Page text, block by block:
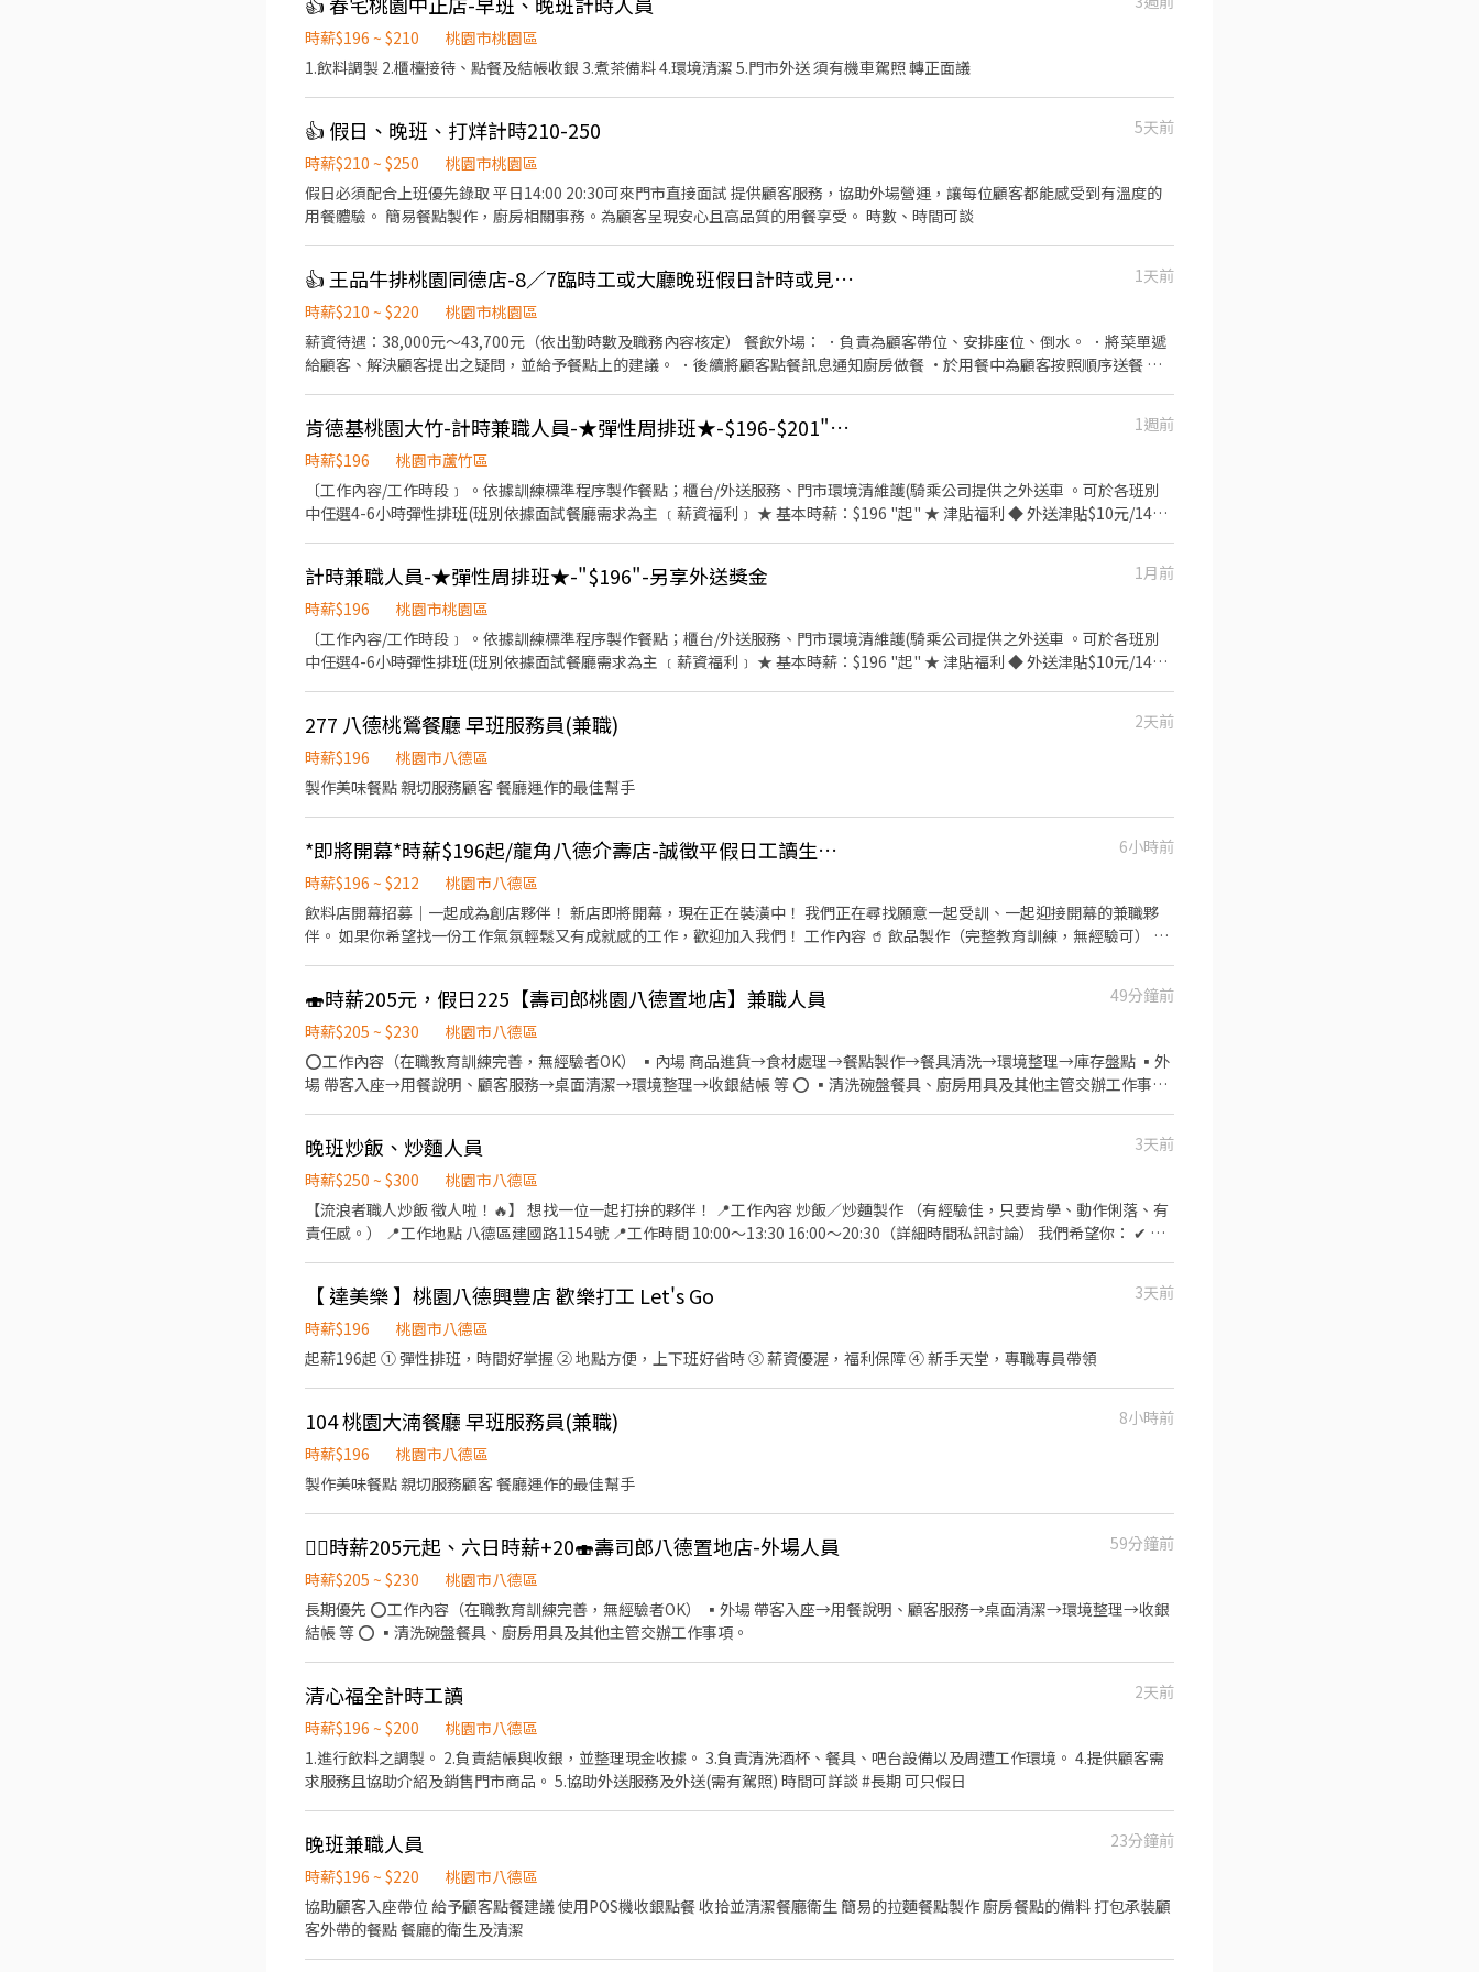
時薪$196 ~ $210
桃園市桃園區
1.飲料調製 2.櫃檯接待、點餐及結帳收銀 3.煮茶備料 4.環境清潔 5.門市外送 須有機車駕照 轉正面議
👍 假日、晚班、打烊計時210-250
5天前
時薪$210 ~ $250
桃園市桃園區
假日必須配合上班優先錄取 平日14:00 20:30可來門市直接面試 提供顧客服務，協助外場營運，讓每位顧客都能感受到有溫度的
用餐體驗。 簡易餐點製作，廚房相關事務。為顧客呈現安心且高品質的用餐享受。 時數、時間可談
👍 王品牛排桃園同德店-8／7臨時工或大廳晚班假日計時或見習襄理可內洽詳談
1天前
時薪$210 ~ $220
桃園市桃園區
薪資待遇：38,000元～43,700元（依出勤時數及職務內容核定） 餐飲外場： ．負責為顧客帶位、安排座位、倒水。 ．將菜單遞
給顧客、解決顧客提出之疑問，並給予餐點上的建議。 ．後續將顧客點餐訊息通知廚房做餐 ·於用餐中為顧客按照順序送餐 ．
肯德基桃園大竹-計時兼職人員-★彈性周排班★-$196-$201"-另享外送獎金
1週前
時薪$196
桃園市蘆竹區
〔工作內容/工作時段﹞ 。依據訓練標準程序製作餐點；櫃台/外送服務、門市環境清維護(騎乘公司提供之外送車 。可於各班別
中任選4-6小時彈性排班(班別依據面試餐廳需求為主 ﹝薪資福利﹞ ★ 基本時薪：$196 "起" ★ 津貼福利 ◆ 外送津貼$10元/14元/
用餐折扣：兼職夥伴當日任職滿4小時，即享有85折員購折扣；組長當日任職每四小時享有乙餐員餐 ◆ 生日/節慶禮卷： 你生日
我慶祝，生日當月我們提供你品牌禮卷 讓生日更有溫度 你過節我共歡，重要節慶我們提供你福利禮券 好好與家人歡慶 你旅遊我
贊助，每年職福會提供你旅遊津貼 好好享受幸福人生 ◎ 詳細工作時間於面試時告知
計時兼職人員-★彈性周排班★-"$196"-另享外送獎金
1月前
時薪$196
桃園市桃園區
〔工作內容/工作時段﹞ 。依據訓練標準程序製作餐點；櫃台/外送服務、門市環境清維護(騎乘公司提供之外送車 。可於各班別
中任選4-6小時彈性排班(班別依據面試餐廳需求為主 ﹝薪資福利﹞ ★ 基本時薪：$196 "起" ★ 津貼福利 ◆ 外送津貼$10元/14元/
用餐折扣：兼職夥伴當日任職滿4小時，即享有85折員購折扣；組長當日任職每四小時享有乙餐員餐 ◆ 生日/節慶禮卷： 你生日
我慶祝，生日當月我們提供你品牌禮卷 讓生日更有溫度 你過節我共歡，重要節慶我們提供你福利禮券 好好與家人歡慶 你旅遊我
贊助，每年職福會提供你旅遊津貼 好好享受幸福人生 ◎ 詳細工作時間於面試時告知
277 八德桃鶯餐廳 早班服務員(兼職)
2天前
時薪$196
桃園市八德區
製作美味餐點 親切服務顧客 餐廳運作的最佳幫手
*即將開幕*時薪$196起/龍角八德介壽店-誠徵平假日工讀生、兼職夥伴
6小時前
時薪$196 ~ $212
桃園市八德區
飲料店開幕招募｜一起成為創店夥伴！ 新店即將開幕，現在正在裝潢中！ 我們正在尋找願意一起受訓、一起迎接開幕的兼職夥
伴。 如果你希望找一份工作氣氛輕鬆又有成就感的工作，歡迎加入我們！ 工作內容 🥤 飲品製作（完整教育訓練，無經驗可） 💰
開幕前一起受訓 ✔ 至少配合 3 個月以上，和我們一起把新店經營起來！ 新店從零開始，每一位夥伴都是重要的一員。 如果你也
想一起打造一家讓客人喜歡、自己也開心工作的飲料店，歡迎私訊我們！
🍣時薪205元，假日225【壽司郎桃園八德置地店】兼職人員
49分鐘前
時薪$205 ~ $230
桃園市八德區
⭕工作內容（在職教育訓練完善，無經驗者OK） ▪內場 商品進貨→食材處理→餐點製作→餐具清洗→環境整理→庫存盤點 ▪外
場 帶客入座→用餐說明、顧客服務→桌面清潔→環境整理→收銀結帳 等 ⭕️ ▪清洗碗盤餐具、廚房用具及其他主管交辦工作事
晚班炒飯、炒麵人員
3天前
時薪$250 ~ $300
桃園市八德區
【流浪者職人炒飯 徵人啦！🔥】 想找一位一起打拚的夥伴！ 📍工作內容 炒飯／炒麵製作 （有經驗佳，只要肯學、動作俐落、有
責任感。） 📍工作地點 八德區建國路1154號 📍工作時間 10:00～13:30 16:00～20:30（詳細時間私訊討論） 我們希望你： ✔ 有
【 達美樂 】桃園八德興豐店 歡樂打工 Let's Go
3天前
時薪$196
桃園市八德區
起薪196起 ① 彈性排班，時間好掌握 ② 地點方便，上下班好省時 ③ 薪資優渥，福利保障 ④ 新手天堂，專職專員帶領
104 桃園大湳餐廳 早班服務員(兼職)
8小時前
時薪$196
桃園市八德區
製作美味餐點 親切服務顧客 餐廳運作的最佳幫手
❤️‍🔥時薪205元起、六日時薪+20🍣壽司郎八德置地店-外場人員
59分鐘前
時薪$205 ~ $230
桃園市八德區
長期優先 ⭕工作內容（在職教育訓練完善，無經驗者OK） ▪外場 帶客入座→用餐說明、顧客服務→桌面清潔→環境整理→收銀
結帳 等 ⭕️ ▪清洗碗盤餐具、廚房用具及其他主管交辦工作事項。
清心福全計時工讀
2天前
時薪$196 ~ $200
桃園市八德區
1.進行飲料之調製。 2.負責結帳與收銀，並整理現金收據。 3.負責清洗酒杯、餐具、吧台設備以及周遭工作環境。 4.提供顧客需
求服務且協助介紹及銷售門市商品。 5.協助外送服務及外送(需有駕照) 時間可詳談 #長期 可只假日
晚班兼職人員
23分鐘前
時薪$196 ~ $220
桃園市八德區
協助顧客入座帶位 給予顧客點餐建議 使用POS機收銀點餐 收拾並清潔餐廳衛生 簡易的拉麵餐點製作 廚房餐點的備料 打包承裝顧
客外帶的餐點 餐廳的衛生及清潔